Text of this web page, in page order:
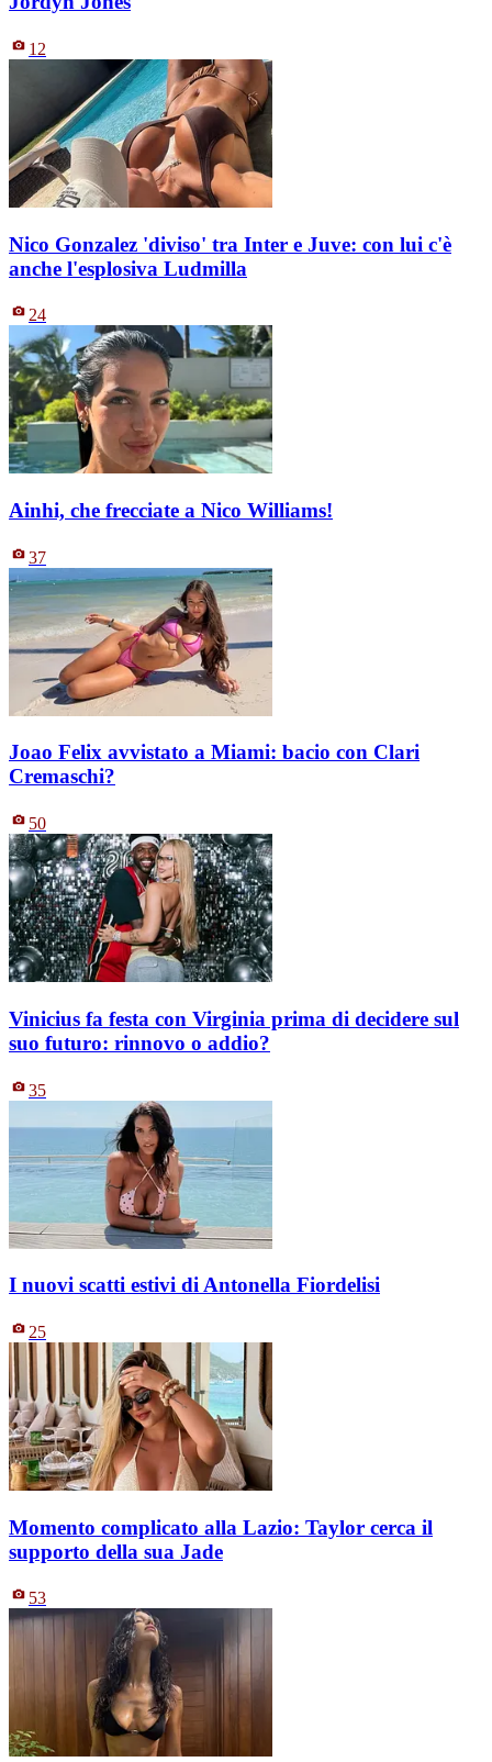
12
Nico Gonzalez 'diviso' tra Inter e Juve: con lui c'è
anche l'esplosiva Ludmilla
24
Ainhi, che frecciate a Nico Williams!
37
Joao Felix avvistato a Miami: bacio con Clari
Cremaschi?
50
Vinicius fa festa con Virginia prima di decidere sul
suo futuro: rinnovo o addio?
35
I nuovi scatti estivi di Antonella Fiordelisi
25
Momento complicato alla Lazio: Taylor cerca il
supporto della sua Jade
53